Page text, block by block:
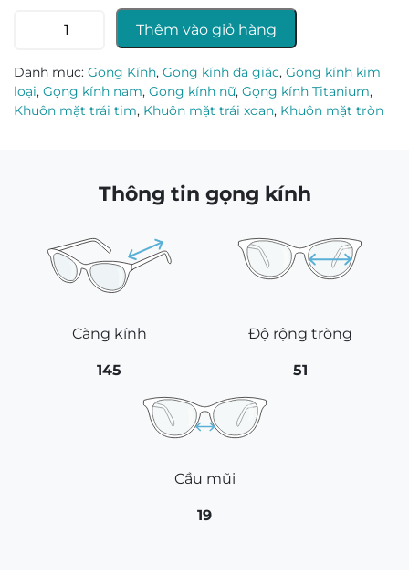
KZCTT9025_C2.C
số
Thêm vào giỏ hàng
Danh mục: Gọng Kính, Gọng kính đa giác, Gọng kính kim
loại, Gọng kính nam, Gọng kính nữ, Gọng kính Titanium,
Khuôn mặt trái tim, Khuôn mặt trái xoan, Khuôn mặt tròn
Thông tin gọng kính
Càng kính
145
Độ rộng tròng
51
Cầu mũi
19